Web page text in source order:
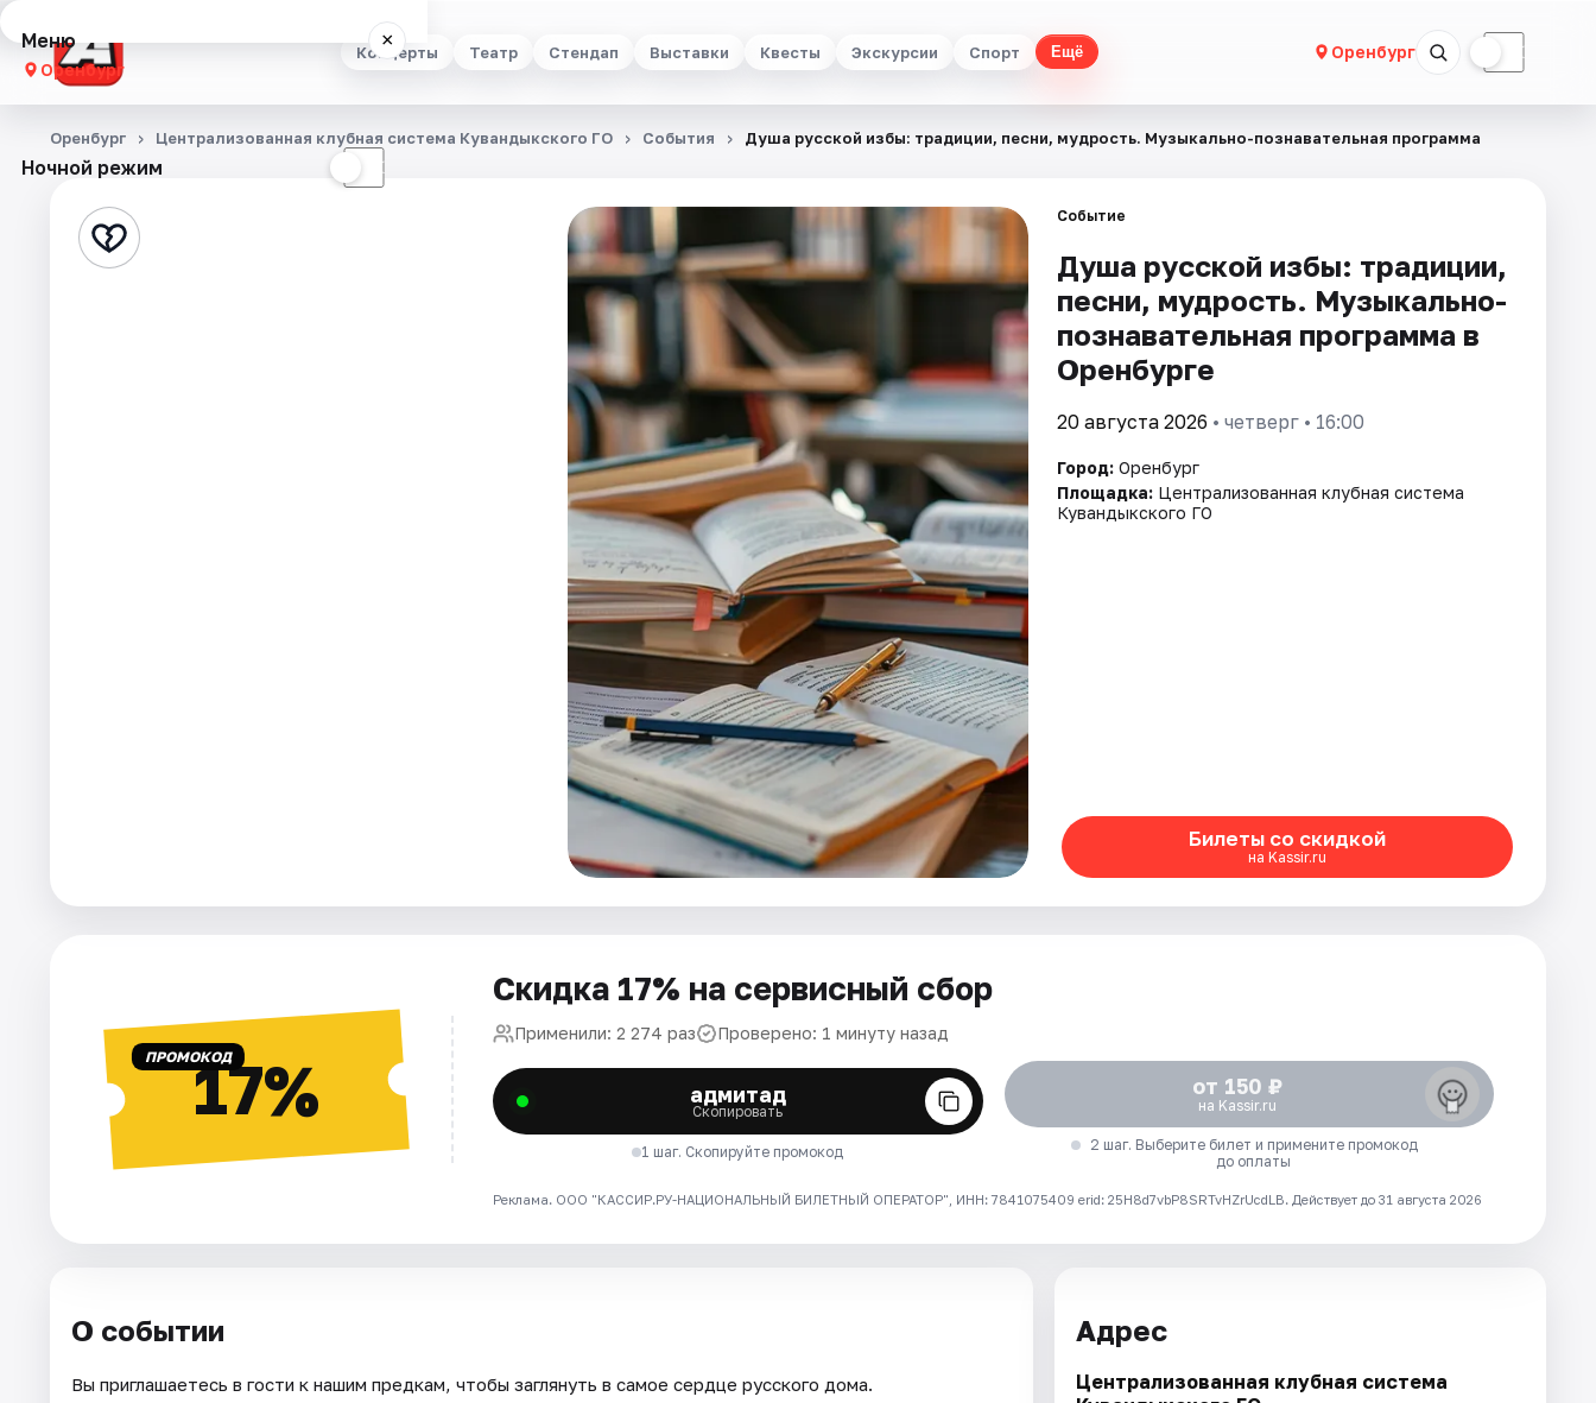
Концерты Театр Стендап Выставки Квесты Экскурсии Спорт Ещё Оренбург ☾
Меню ×
Оренбург
Концерты
Стендап
Ночной режим ☾
Оренбург Централизованная клубная система Кувандыкского ГО События Душа русской избы: традиции, песни, мудрость. Музыкально-познавательная программа
Событие
Душа русской избы: традиции,
песни, мудрость. Музыкально-
познавательная программа в
Оренбурге
20 августа 2026 • четверг • 16:00
Город: Оренбург
Площадка: Централизованная клубная система
Кувандыкского ГО
Билеты со скидкой
на Kassir.ru
ПРОМОКОД17%
Скидка 17% на сервисный сбор
Применили: 2 274 раз Проверено: 1 минуту назад
адмитад
Скопировать
1 шаг. Скопируйте промокод
от 150 ₽
на Kassir.ru
2 шаг. Выберите билет и примените промокод
до оплаты
Реклама. ООО "КАССИР.РУ-НАЦИОНАЛЬНЫЙ БИЛЕТНЫЙ ОПЕРАТОР", ИНН: 7841075409 erid: 25H8d7vbP8SRTvHZrUcdLB. Действует до 31 августа 2026
О событии
Вы приглашаетесь в гости к нашим предкам, чтобы заглянуть в самое сердце русского дома.
Адрес
Централизованная клубная система